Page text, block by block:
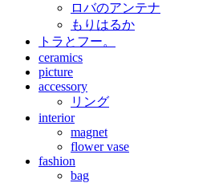
ロバのアンテナ
もりはるか
トラとフー。
ceramics
picture
accessory
リング
interior
magnet
flower vase
fashion
bag